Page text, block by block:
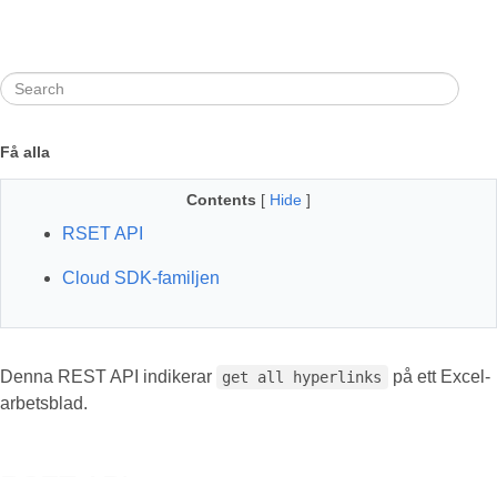
Få alla
Contents [ Hide ]
RSET API
Cloud SDK-familjen
Denna REST API indikerar get all hyperlinks
på ett Excel-
arbetsblad.